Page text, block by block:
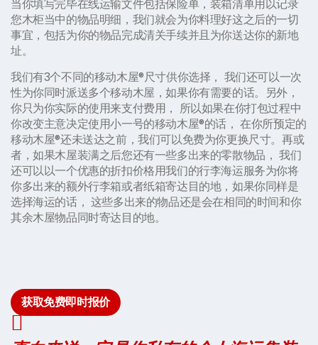
当你填写完毕在线运输文件包括保险单，装箱清单用以记录
您木柜当中的物品明细，我们就会为你料理好这之后的一切
事宜，包括为你的物品完成清关手续并且为你送达你的新地
址。
我们有3个不同的移动木屋®尺寸供你选择， 我们还可以一次
性为你同时派送多个移动木屋，如果你有需要的话。另外，
你只为你实际的使用来支付费用， 所以如果在你打包过程中
你改变主意决定使用小一号的移动木屋®的话， 在你所预定的
移动木屋®还未送达之前，我们可以免费为你更换尺寸。再或
者，如果木屋装满之后您还有一些多出来的零散物品， 我们
还可以以一个优惠的折扣价格用我们的行李海运服务为你将
你多出来的额外行李箱或者纸箱寄达目的地，如果你同样是
选择海运的话， 这些多出来的物品还是会在相同的时间和你
其余木屋物品同时寄达目的地。
获取免费即时报价